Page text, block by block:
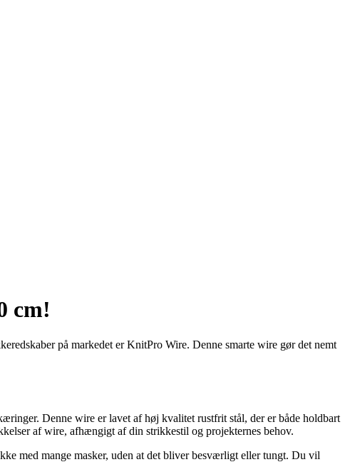
cm!
på markedet er KnitPro Wire. Denne smarte wire gør det nemt
Denne wire er lavet af høj kvalitet rustfrit stål, der er både holdbart
af wire, afhængigt af din strikkestil og projekternes behov.
med mange masker, uden at det bliver besværligt eller tungt. Du vil